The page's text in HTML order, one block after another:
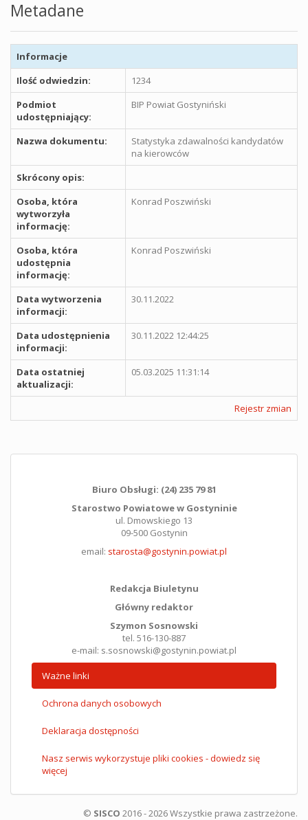
Metadane
Informacje
Ilość odwiedzin:
1234
Podmiot
udostępniający:
BIP Powiat Gostyniński
Nazwa dokumentu:
Statystyka zdawalności kandydatów
na kierowców
Skrócony opis:
Osoba, która
wytworzyła
informację:
Konrad Poszwiński
Osoba, która
udostępnia
informację:
Konrad Poszwiński
Data wytworzenia
informacji:
30.11.2022
Data udostępnienia
informacji:
30.11.2022 12:44:25
Data ostatniej
aktualizacji:
05.03.2025 11:31:14
Rejestr zmian
Biuro Obsługi: (24) 235 79 81
Starostwo Powiatowe w Gostyninie
ul. Dmowskiego 13
09-500 Gostynin
email: starosta@gostynin.powiat.pl
Redakcja Biuletynu
Główny redaktor
Szymon Sosnowski
tel. 516-130-887
e-mail: s.sosnowski@gostynin.powiat.pl
Ważne linki
Ochrona danych osobowych
Deklaracja dostępności
Nasz serwis wykorzystuje pliki cookies - dowiedz się
więcej
© SISCO 2016 - 2026 Wszystkie prawa zastrzeżone.